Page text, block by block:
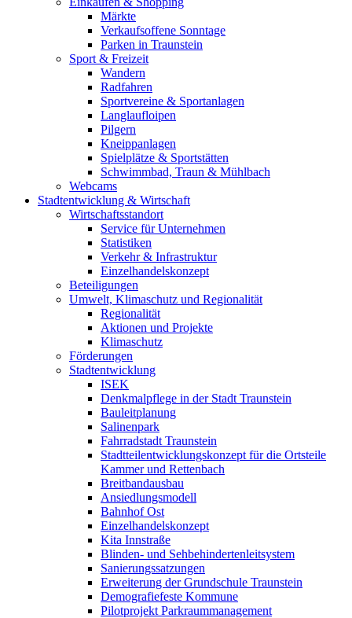
Märkte
Verkaufsoffene Sonntage
Parken in Traunstein
Sport & Freizeit
Wandern
Radfahren
Sportvereine & Sportanlagen
Langlaufloipen
Pilgern
Kneippanlagen
Spielplätze & Sportstätten
Schwimmbad, Traun & Mühlbach
Webcams
Stadtentwicklung & Wirtschaft
Wirtschaftsstandort
Service für Unternehmen
Statistiken
Verkehr & Infrastruktur
Einzelhandelskonzept
Beteiligungen
Umwelt, Klimaschutz und Regionalität
Regionalität
Aktionen und Projekte
Klimaschutz
Förderungen
Stadtentwicklung
ISEK
Denkmalpflege in der Stadt Traunstein
Bauleitplanung
Salinenpark
Fahrradstadt Traunstein
Stadtteilentwicklungskonzept für die Ortsteile
Kammer und Rettenbach
Breitbandausbau
Ansiedlungsmodell
Bahnhof Ost
Einzelhandelskonzept
Kita Innstraße
Blinden- und Sehbehindertenleitsystem
Sanierungssatzungen
Erweiterung der Grundschule Traunstein
Demografiefeste Kommune
Pilotprojekt Parkraummanagement